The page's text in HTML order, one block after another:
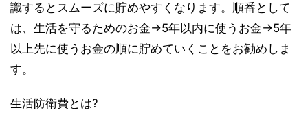
識するとスムーズに貯めやすくなります。順番として
は、生活を守るためのお金→5年以内に使うお金→5年
以上先に使うお金の順に貯めていくことをお勧めしま
す。
生活防衛費とは?